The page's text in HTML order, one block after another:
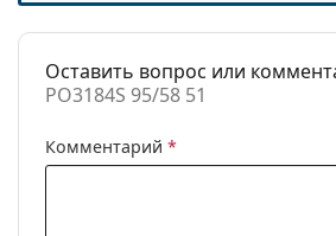
Доступен рецепт:
Нет
Оставить вопрос или
PO3184S 95/58 51
Комментарий *